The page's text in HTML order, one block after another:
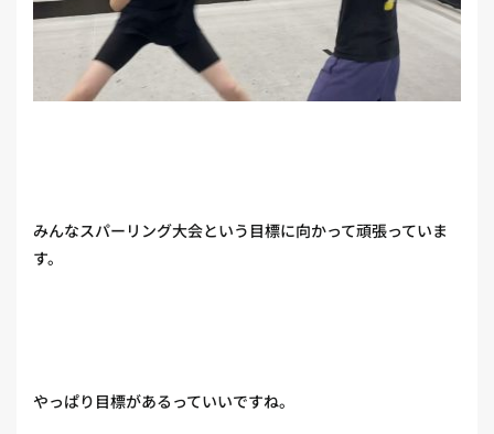
みんなスパーリング大会という目標に向かって頑張っていま
す。
やっぱり目標があるっていいですね。